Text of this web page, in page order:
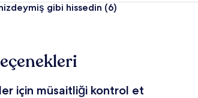
gibi hissedin (6)
için müsaitliği kontrol et